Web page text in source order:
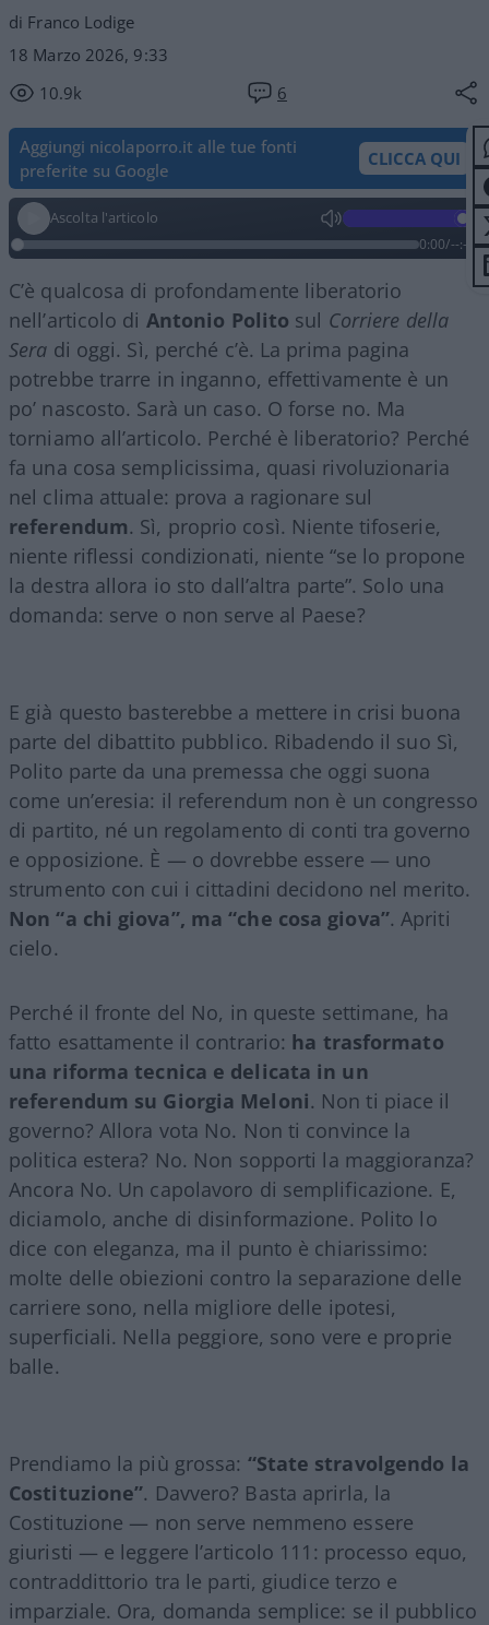
di Franco Lodige
18 Marzo 2026, 9:33
10.9k
6
Aggiungi nicolaporro.it alle tue fonti
preferite su Google
CLICCA QUI
Ascolta l'articolo
0:00/--:--
C’è qualcosa di profondamente liberatorio
nell’articolo di Antonio Polito sul Corriere della
Sera di oggi. Sì, perché c’è. La prima pagina
potrebbe trarre in inganno, effettivamente è un
po’ nascosto. Sarà un caso. O forse no. Ma
torniamo all’articolo. Perché è liberatorio? Perché
fa una cosa semplicissima, quasi rivoluzionaria
nel clima attuale: prova a ragionare sul
referendum. Sì, proprio così. Niente tifoserie,
niente riflessi condizionati, niente “se lo propone
la destra allora io sto dall’altra parte”. Solo una
domanda: serve o non serve al Paese?
E già questo basterebbe a mettere in crisi buona
parte del dibattito pubblico. Ribadendo il suo Sì,
Polito parte da una premessa che oggi suona
come un’eresia: il referendum non è un congresso
di partito, né un regolamento di conti tra governo
e opposizione. È — o dovrebbe essere — uno
strumento con cui i cittadini decidono nel merito.
Non “a chi giova”, ma “che cosa giova”. Apriti
cielo.
Perché il fronte del No, in queste settimane, ha
fatto esattamente il contrario: ha trasformato
una riforma tecnica e delicata in un
referendum su Giorgia Meloni. Non ti piace il
governo? Allora vota No. Non ti convince la
politica estera? No. Non sopporti la maggioranza?
Ancora No. Un capolavoro di semplificazione. E,
diciamolo, anche di disinformazione. Polito lo
dice con eleganza, ma il punto è chiarissimo:
molte delle obiezioni contro la separazione delle
carriere sono, nella migliore delle ipotesi,
superficiali. Nella peggiore, sono vere e proprie
balle.
Prendiamo la più grossa: “State stravolgendo la
Costituzione”. Davvero? Basta aprirla, la
Costituzione — non serve nemmeno essere
giuristi — e leggere l’articolo 111: processo equo,
contraddittorio tra le parti, giudice terzo e
imparziale. Ora, domanda semplice: se il pubblico